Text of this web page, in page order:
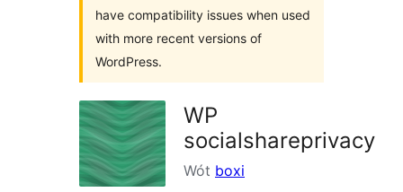
have compatibility issues when used
with more recent versions of
WordPress.
WP
socialshareprivacy
Wót boxi